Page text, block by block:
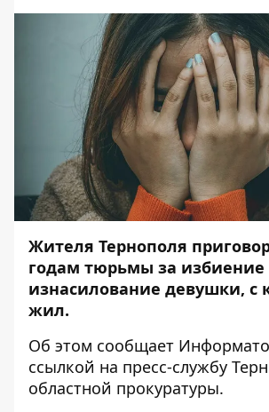
Жителя Тернополя
годам тюрьмы за избиение
изнасилование девушки, с
жил.
Об этом сообщает
ссылкой на пресс-службу
областной прокуратуры.